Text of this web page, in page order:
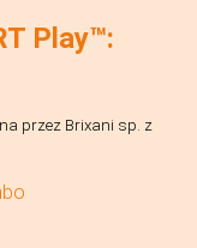
Play™:
przez Brixani sp. z